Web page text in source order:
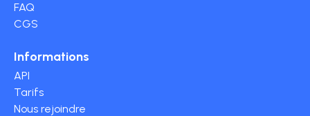
FAQ
CGS
Informations
API
Tarifs
Nous rejoindre